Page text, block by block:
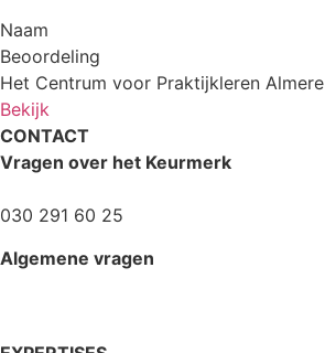
Naam
Beoordeling
Het Centrum voor Praktijkleren Almere
Bekijk
CONTACT
Vragen over het Keurmerk
030 291 60 25
Algemene vragen